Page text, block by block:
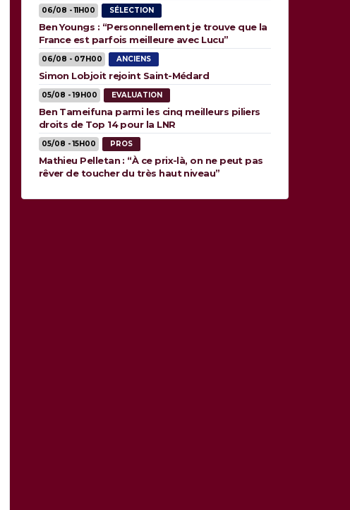
06/08 - 11H00 SÉLECTION
Ben Youngs : “Personnellement je trouve que la
France est parfois meilleure avec Lucu”
06/08 - 07H00 ANCIENS
Simon Lobjoit rejoint Saint-Médard
05/08 - 19H00 EVALUATION
Ben Tameifuna parmi les cinq meilleurs piliers
droits de Top 14 pour la LNR
05/08 - 15H00 PROS
Mathieu Pelletan : “À ce prix-là, on ne peut pas
rêver de toucher du très haut niveau”